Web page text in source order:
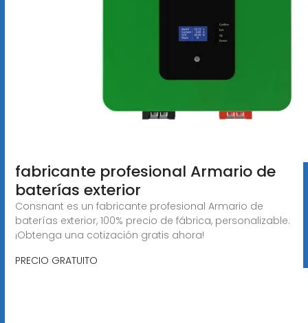
fabricante profesional Armario de
baterías exterior
Consnant es un fabricante profesional Armario de
baterías exterior, 100% precio de fábrica, personalizable.
¡Obtenga una cotización gratis ahora!
PRECIO GRATUITO